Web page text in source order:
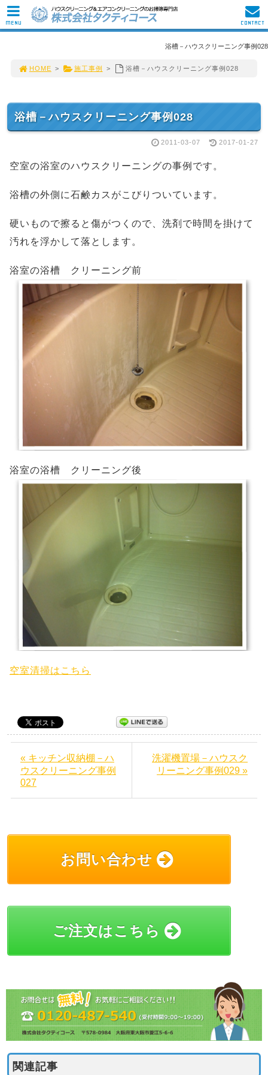
浴槽－ハウスクリーニング事例028
HOME > 施工事例 > 浴槽－ハウスクリーニング事例028
浴槽－ハウスクリーニング事例028
2011-03-07 2017-01-27
空室の浴室のハウスクリーニングの事例です。
浴槽の外側に石鹸カスがこびりついています。
硬いもので擦ると傷がつくので、洗剤で時間を掛けて
汚れを浮かして落とします。
浴室の浴槽 クリーニング前
浴室の浴槽 クリーニング後
空室清掃はこちら
« キッチン収納棚－ハ
ウスクリーニング事例
027
洗濯機置場－ハウスク
リーニング事例029 »
お問い合わせ
ご注文はこちら
関連記事
MENU CONTACT